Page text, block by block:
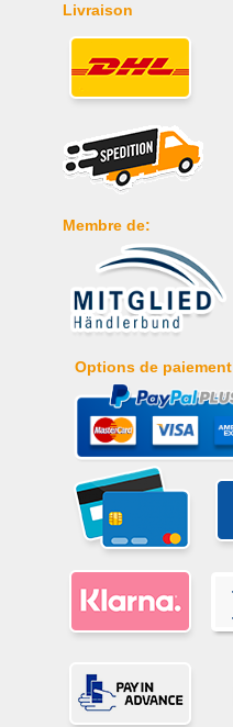
Livraison
Membre de:
Options de paiement